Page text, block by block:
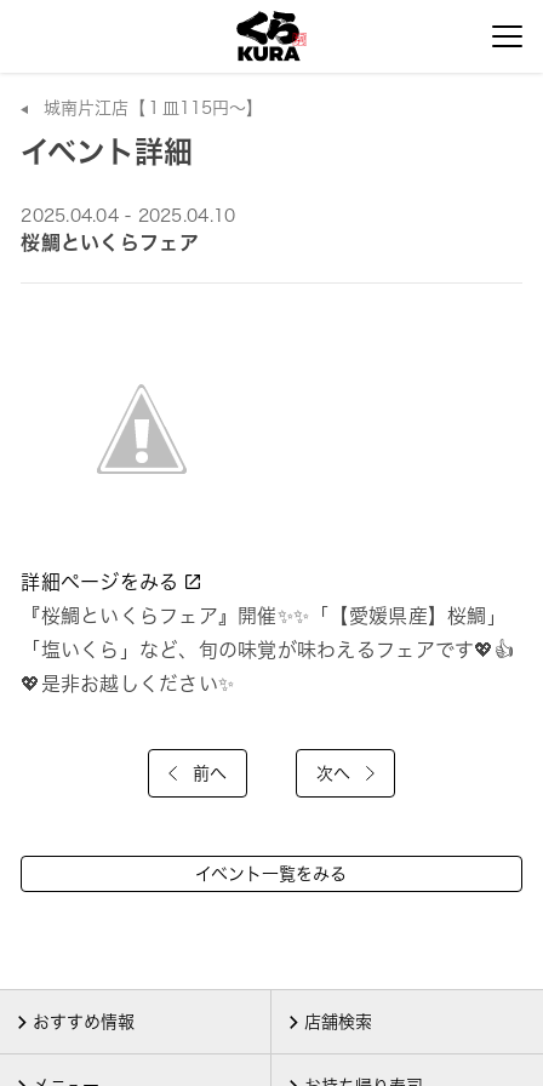
城南片江店【１皿115円～】
イベント詳細
2025.04.04 - 2025.04.10
桜鯛といくらフェア
詳細ページをみる
『桜鯛といくらフェア』開催✨✨「【愛媛県産】桜鯛」
「塩いくら」など、旬の味覚が味わえるフェアです💖👍
💖是非お越しください✨
前へ 次へ
イベント一覧をみる
おすすめ情報 店舗検索